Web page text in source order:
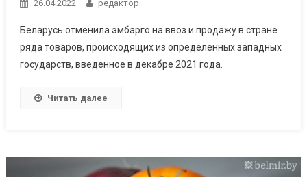
26.04.2022 редактор
Беларусь отменила эмбарго на ввоз и продажу в стране
ряда товаров, происходящих из определенных западных
государств, введенное в декабре 2021 года.
Читать далее